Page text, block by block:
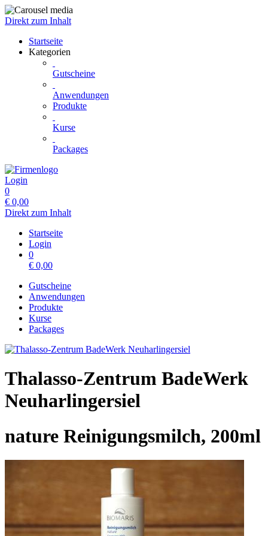
Direkt zum Inhalt
Startseite
Kategorien
Gutscheine
Anwendungen
Produkte
Kurse
Packages
Login
0
€ 0,00
Direkt zum Inhalt
Startseite
Login
0
€ 0,00
Gutscheine
Anwendungen
Produkte
Kurse
Packages
Thalasso-Zentrum BadeWerk
Neuharlingersiel
nature Reinigungsmilch, 200ml